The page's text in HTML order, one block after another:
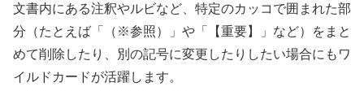
文書内にある注釈やルビなど、特定のカッコで囲まれた部
分（たとえば「（※参照）」や「【重要】」など）をまと
めて削除したり、別の記号に変更したりしたい場合にもワ
イルドカードが活躍します。